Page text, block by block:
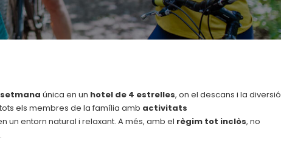
única en un hotel de 4 estrelles, on el descans i la diversió
els membres de la família amb activitats
un entorn natural i relaxant. A més, amb el règim tot inclòs, no